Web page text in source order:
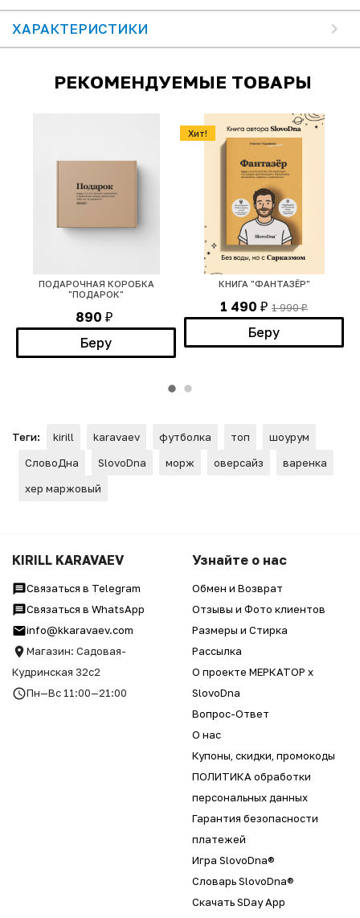
ХАРАКТЕРИСТИКИ
РЕКОМЕНДУЕМЫЕ ТОВАРЫ
ПОДАРОЧНАЯ КОРОБКА
"ПОДАРОК"
890 ₽
Беру
КНИГА "ФАНТАЗЁР"
1 490 ₽ 1 990₽
Беру
Хит!
Теги: kirill karavaev футболка топ
шоурум
СловоДна
SlovoDna морж оверсайз
варенка
хер маржовый
KIRILL KARAVAEV
Связаться в Telegram
Связаться в WhatsApp
info@kkaravaev.com
Магазин: Садовая-
Кудринская 32с2
Пн—Вс 11:00—21:00
Узнайте о нас
Обмен и Возврат
Отзывы и Фото клиентов
Размеры и Стирка
Рассылка
О проекте МЕРКАТОР x
SlovoDna
Вопрос-Ответ
О нас
Купоны, скидки, промокоды
ПОЛИТИКА обработки
персональных данных
Гарантия безопасности
платежей
Игра SlovoDna®
Словарь SlovoDna®
Скачать SDay App